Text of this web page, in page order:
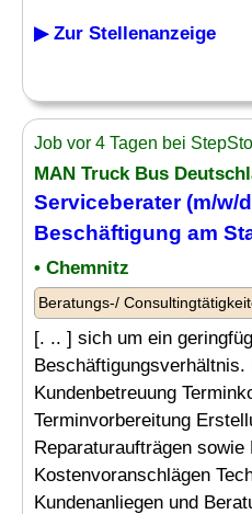
▶ Zur Stellenanzeige
Job vor 4 Tagen bei
MAN Truck Bus
Serviceberater (m/w/
Beschäftigung am
• Chemnitz
Beratungs-/
[. .. ] sich um ein
Beschäftigungsverhältnis.
Kundenbetreuung
Terminvorbereitung
Reparaturaufträgen sowie
Kostenvoranschlägen
Kundenanliegen und